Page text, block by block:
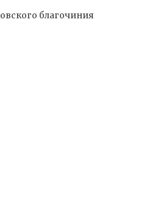
благочиния